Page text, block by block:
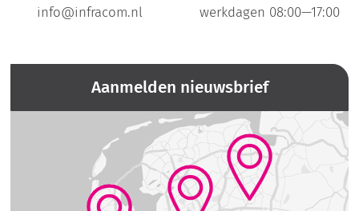
info@infracom.nl
werkdagen 08:00—17:00
Aanmelden nieuwsbrief